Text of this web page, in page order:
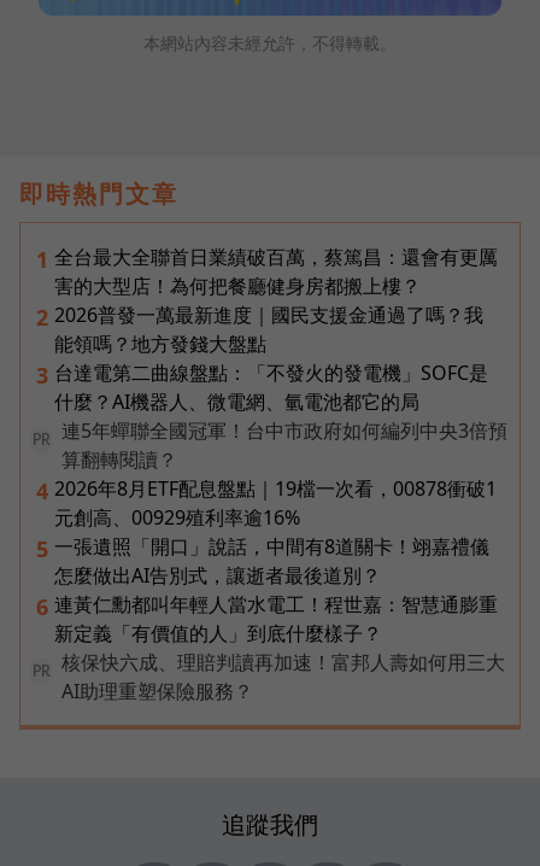
本網站內容未經允許，不得轉載。
即時熱門文章
1 全台最大全聯首日業績破百萬，蔡篤昌：還會有更厲
害的大型店！為何把餐廳健身房都搬上樓？
2 2026普發一萬最新進度｜國民支援金通過了嗎？我
能領嗎？地方發錢大盤點
3 台達電第二曲線盤點：「不發火的發電機」SOFC是
什麼？AI機器人、微電網、氫電池都它的局
PR
連5年蟬聯全國冠軍！台中市政府如何編列中央3倍預
算翻轉閱讀？
4 2026年8月ETF配息盤點｜19檔一次看，00878衝破1
元創高、00929殖利率逾16%
5 一張遺照「開口」說話，中間有8道關卡！翊嘉禮儀
怎麼做出AI告別式，讓逝者最後道別？
6 連黃仁勳都叫年輕人當水電工！程世嘉：智慧通膨重
新定義「有價值的人」到底什麼樣子？
PR
核保快六成、理賠判讀再加速！富邦人壽如何用三大
AI助理重塑保險服務？
追蹤我們